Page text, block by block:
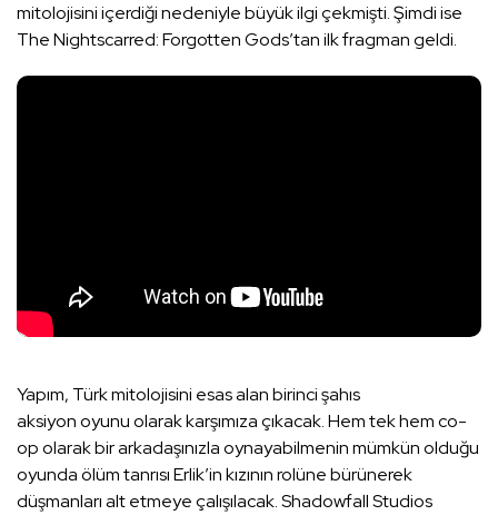
mitolojisini içerdiği nedeniyle büyük ilgi çekmişti. Şimdi ise
The Nightscarred: Forgotten Gods’tan ilk fragman geldi.
Yapım, Türk mitolojisini esas alan birinci şahıs
aksiyon oyunu olarak karşımıza çıkacak. Hem tek hem co-
op olarak bir arkadaşınızla oynayabilmenin mümkün olduğu
oyunda ölüm tanrısı Erlik’in kızının rolüne bürünerek
düşmanları alt etmeye çalışılacak. Shadowfall Studios